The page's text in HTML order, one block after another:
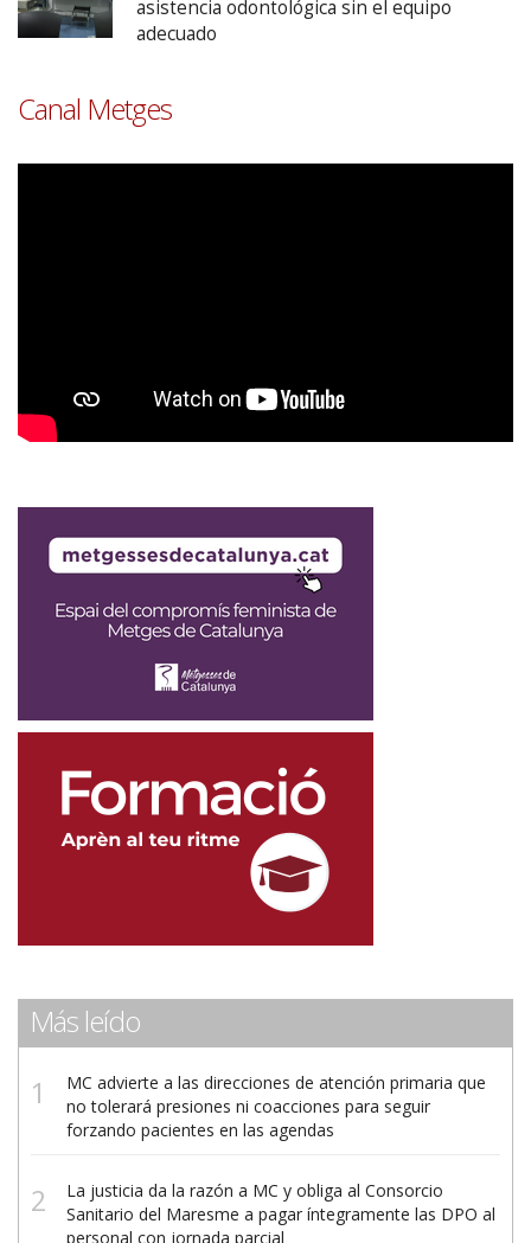
asistencia odontológica sin el equipo
adecuado
Canal Metges
Más leído
MC advierte a las direcciones de atención primaria que
no tolerará presiones ni coacciones para seguir
forzando pacientes en las agendas
La justicia da la razón a MC y obliga al Consorcio
Sanitario del Maresme a pagar íntegramente las DPO al
personal con jornada parcial